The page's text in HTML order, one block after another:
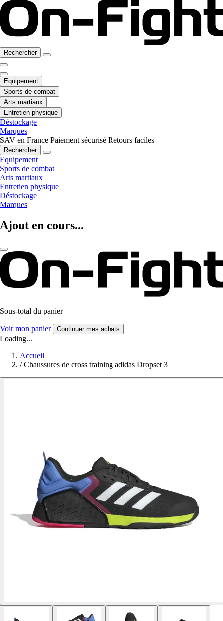
Rechercher
Equipement
Sports de combat
Arts martiaux
Entretien physique
Déstockage
Marques
SAV en France Paiement sécurisé Retours faciles
Rechercher
Equipement
Sports de combat
Arts martiaux
Entretien physique
Déstockage
Marques
Ajout en cours...
Sous-total du panier
Voir mon panier Continuer mes achats
Loading...
Accueil
/ Chaussures de cross training adidas Dropset 3